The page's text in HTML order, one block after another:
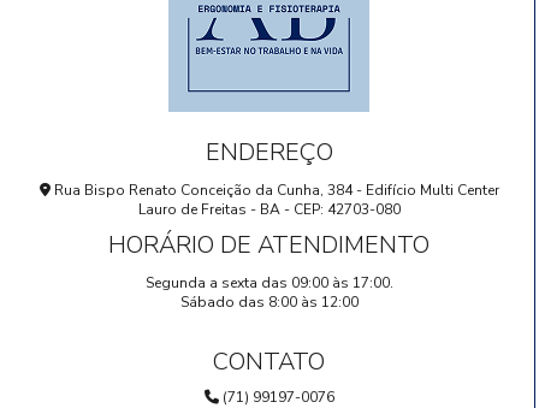
ENDEREÇO
Rua Bispo Renato Conceição da Cunha, 384 - Edifício Multi Center
Lauro de Freitas - BA - CEP: 42703-080
HORÁRIO DE ATENDIMENTO
Segunda a sexta das 09:00 às 17:00.
Sábado das 8:00 às 12:00
CONTATO
(71) 99197-0076